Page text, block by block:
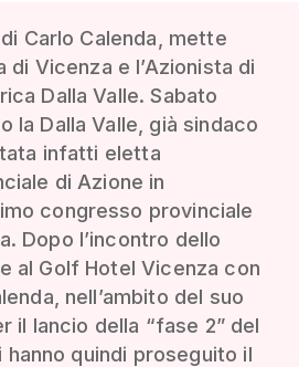
Carlo Calenda, mette
di Vicenza e l’Azionista di
Dalla Valle. Sabato
la Dalla Valle, già sindaco
infatti eletta
di Azione in
congresso provinciale
Dopo l’incontro dello
al Golf Hotel Vicenza con
nell’ambito del suo
il lancio della “fase 2” del
quindi proseguito il